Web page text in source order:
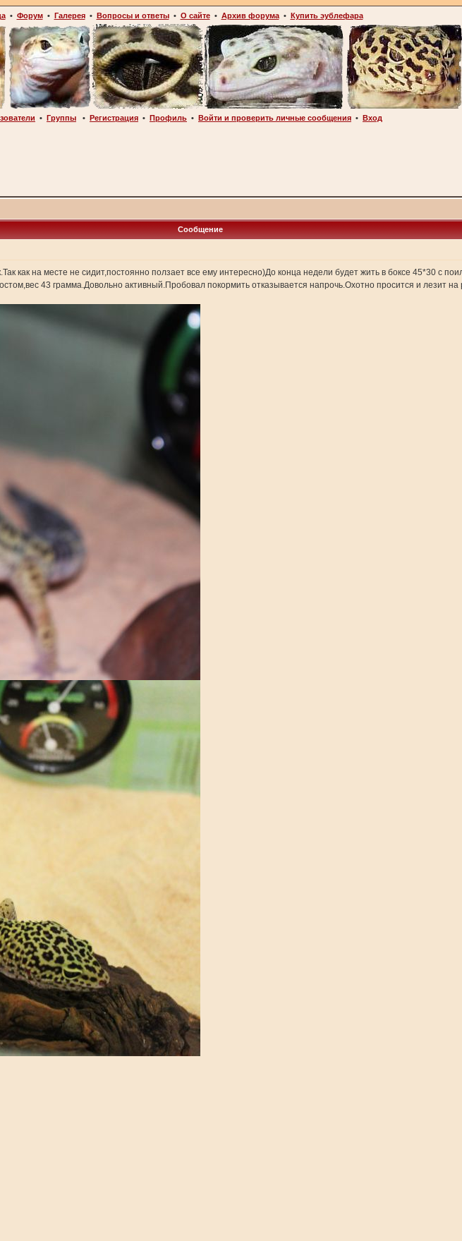
• Форум• Галерея• Вопросы и ответы• О сайте• Архив форума• Купить эублефара
• Группы • Регистрация • Профиль • Войти и проверить личные сообщения • Вход
Сообщение
как на месте не сидит,постоянно ползает все ему интересно)До конца недели будет жить в боксе 45*30 с
43 грамма.Довольно активный.Пробовал покормить отказывается напрочь.Охотно просится и лезит